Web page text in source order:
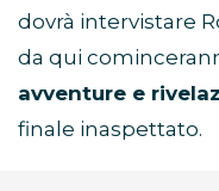
dovrà intervistare
da qui
avventure e
finale inaspettato.